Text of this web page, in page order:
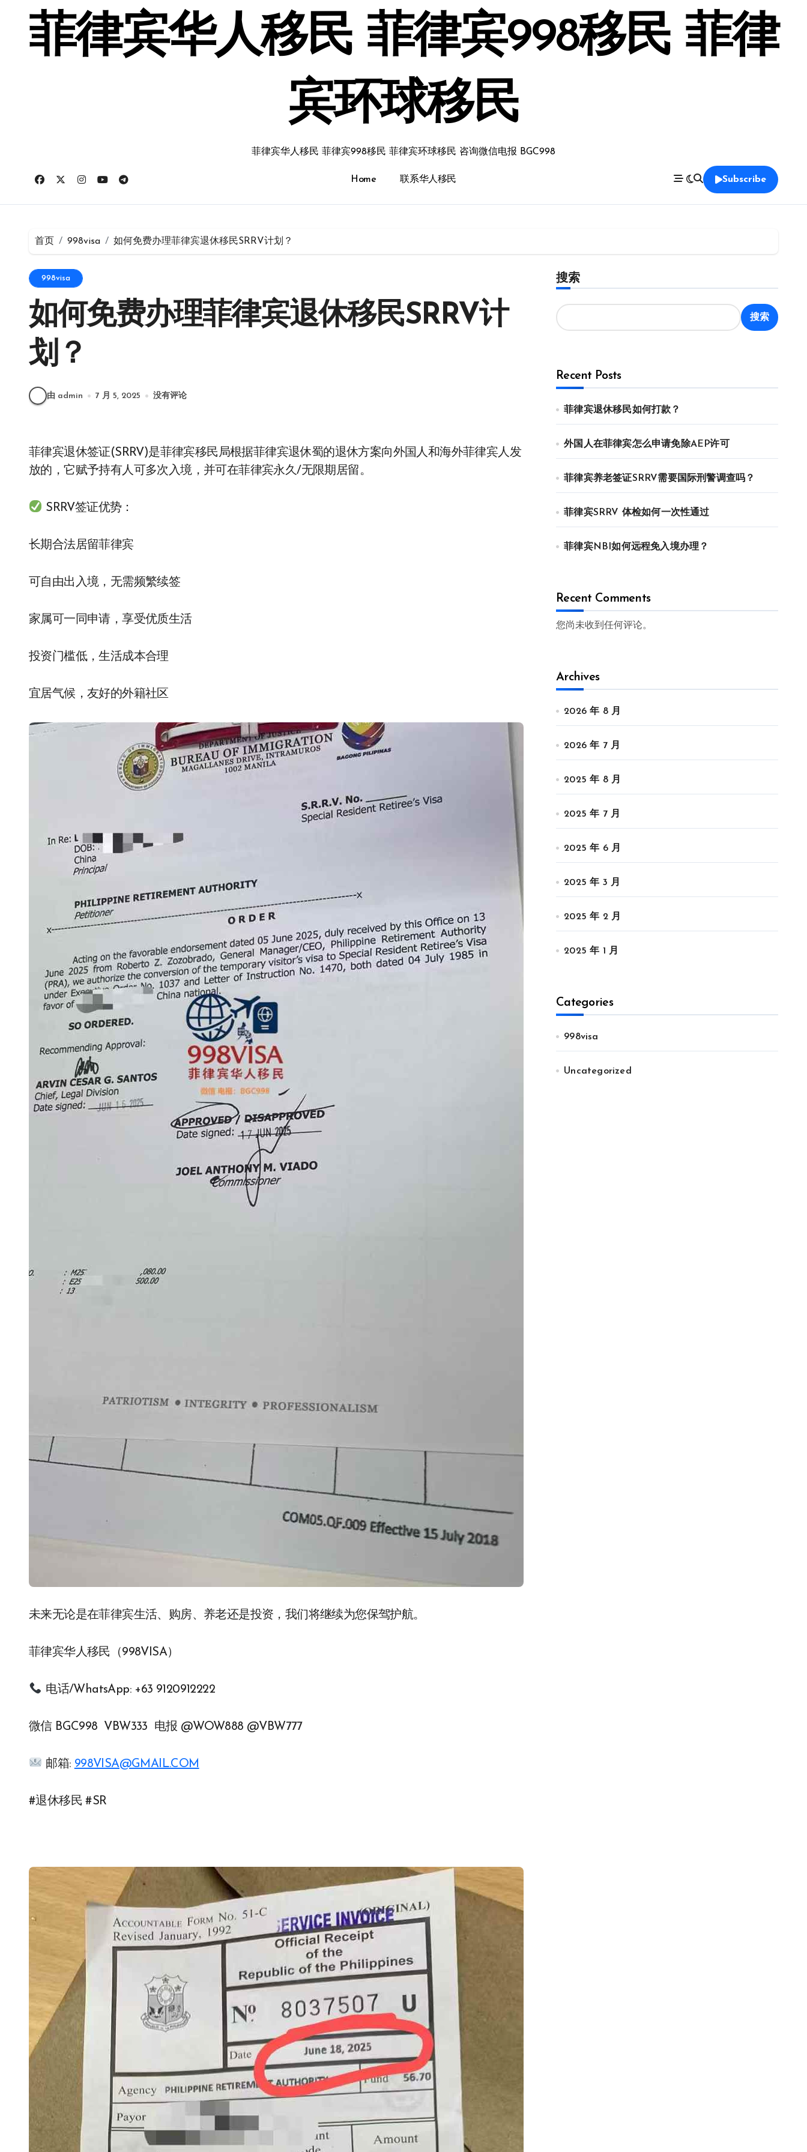
菲律宾华人移民 菲律宾998移民 菲律
宾环球移民
菲律宾华人移民 菲律宾998移民 菲律宾环球移民 咨询微信电报 BGC998
Home 联系华人移民 Subscribe
首页 998visa 如何免费办理菲律宾退休移民SRRV计划？
998visa
如何免费办理菲律宾退休移民SRRV计
划？
由 admin 7 月 5, 2025 没有评论
菲律宾退休签证(SRRV)是菲律宾移民局根据菲律宾退休蜀的退休方案向外国人和海外菲律宾人发
放的，它赋予持有人可多次入境，并可在菲律宾永久/无限期居留。
SRRV签证优势：
长期合法居留菲律宾
可自由出入境，无需频繁续签
家属可一同申请，享受优质生活
投资门槛低，生活成本合理
宜居气候，友好的外籍社区
未来无论是在菲律宾生活、购房、养老还是投资，我们将继续为您保驾护航。
菲律宾华人移民（998VISA）
电话/WhatsApp: +63 9120912222
微信 BGC998 VBW333 电报 @WOW888 @VBW777
邮箱: 998VISA@GMAIL.COM
#退休移民 #SR
搜索
搜索
Recent Posts
菲律宾退休移民如何打款？
外国人在菲律宾怎么申请免除AEP许可
菲律宾养老签证SRRV需要国际刑警调查吗？
菲律宾SRRV 体检如何一次性通过
菲律宾NBI如何远程免入境办理？
Recent Comments
您尚未收到任何评论。
Archives
2026 年 8 月
2026 年 7 月
2025 年 8 月
2025 年 7 月
2025 年 6 月
2025 年 3 月
2025 年 2 月
2025 年 1 月
Categories
998visa
Uncategorized